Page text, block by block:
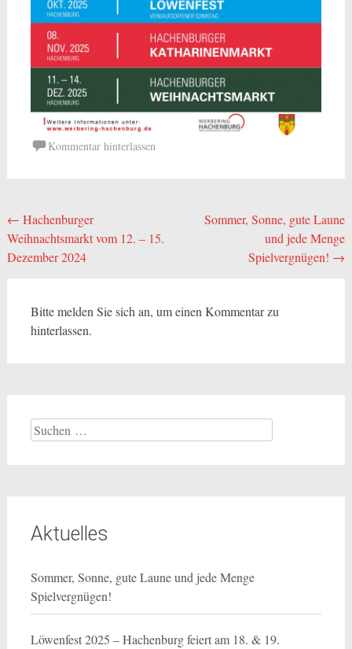
Kommentar hinterlassen
Beitragsnavigation
← Hachenburger
Weihnachtsmarkt vom 12. – 15.
Dezember 2024
Sommer, Sonne, gute Laune
und jede Menge
Spielvergnügen! →
Bitte melden Sie sich an, um einen Kommentar zu
hinterlassen.
Suchen
nach:
Aktuelles
Sommer, Sonne, gute Laune und jede Menge
Spielvergnügen!
Löwenfest 2025 – Hachenburg feiert am 18. & 19.